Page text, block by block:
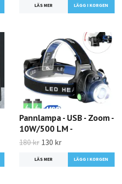
LÄS MER
Pannlampa - USB - Zoom -
10W/500 LM -
180 kr 130 kr
LÄS MER